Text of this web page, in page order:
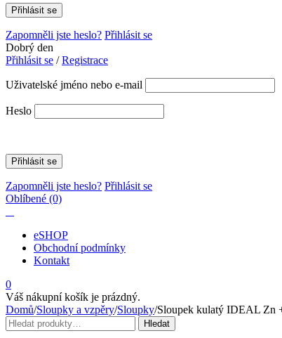
Zapomněli jste heslo? Přihlásit se
Dobrý den
Přihlásit se /Registrace
Uživatelské jméno nebo e-mail
Heslo
Zapomněli jste heslo? Přihlásit se
Oblíbené (0)
eSHOP
Obchodní podmínky
Kontakt
0
Váš nákupní košík je prázdný.
Domů/Sloupky a vzpěry/Sloupky/Sloupek kulatý IDEAL Zn
Hledat:
Hledat